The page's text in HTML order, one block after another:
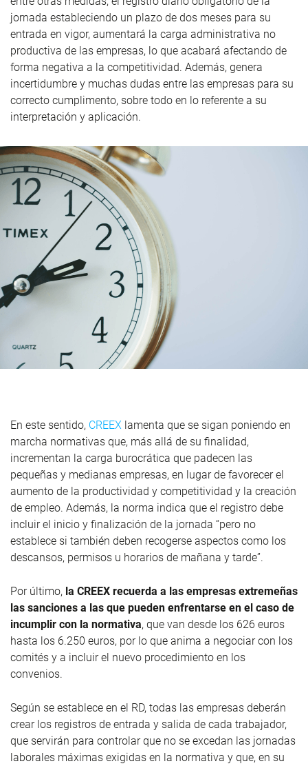
jornada estableciendo un plazo de dos meses para su
entrada en vigor, aumentará la carga administrativa no
productiva de las empresas, lo que acabará afectando de
forma negativa a la competitividad. Además, genera
incertidumbre y muchas dudas entre las empresas para su
correcto cumplimento, sobre todo en lo referente a su
interpretación y aplicación.
En este sentido, CREEX lamenta que se sigan poniendo en
marcha normativas que, más allá de su finalidad,
incrementan la carga burocrática que padecen las
pequeñas y medianas empresas, en lugar de favorecer el
aumento de la productividad y competitividad y la creación
de empleo. Además, la norma indica que el registro debe
incluir el inicio y finalización de la jornada “pero no
establece si también deben recogerse aspectos como los
descansos, permisos u horarios de mañana y tarde”.
Por último, la CREEX recuerda a las empresas extremeñas
las sanciones a las que pueden enfrentarse en el caso de
incumplir con la normativa, que van desde los 626 euros
hasta los 6.250 euros, por lo que anima a negociar con los
comités y a incluir el nuevo procedimiento en los
convenios.
Según se establece en el RD, todas las empresas deberán
crear los registros de entrada y salida de cada trabajador,
que servirán para controlar que no se excedan las jornadas
laborales máximas exigidas en la normativa y que, en su